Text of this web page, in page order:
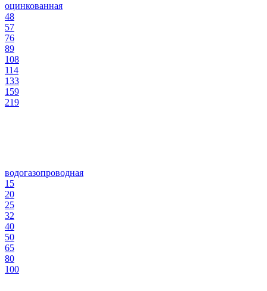
оцинкованная
48
57
76
89
108
114
133
159
219
водогазопроводная
15
20
25
32
40
50
65
80
100